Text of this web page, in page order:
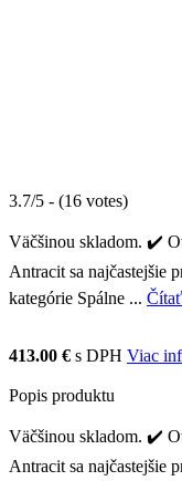
3.7/5 - (16 votes)
Väčšinou skladom. ✔️
Antracit sa najčastejšie
kategórie Spálne ...
413.00 € s DPH Viac
Popis produktu
Väčšinou skladom. ✔️
Antracit sa najčastejšie